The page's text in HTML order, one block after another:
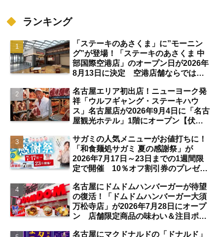
ランキング
「ステーキのあさくま」に”モーニン
グ”が登場！「ステーキのあさくま 中
部国際空港店」のオープン日が2026年
8月13日に決定 空港店舗ならではの
名古屋エリア初出店！ニューヨーク発
祥「ウルフギャング・ステーキハウ
ス」名古屋店が2026年9月4日に「名古
屋観光ホテル」1階にオープン【伏
サガミの人気メニューがお値打ちに！
「和食麺処サガミ 夏の感謝祭」が
2026年7月17日～23日までの1週間限
定で開催 10％オフ割引券のプレゼン
名古屋にドムドムハンバーガーが待望
の復活！「ドムドムハンバーガー大須
万松寺店」が2026年7月28日にオープ
ン 店舗限定商品の味わい＆注目ポイ
名古屋にマクドナルドの「ドナルド」